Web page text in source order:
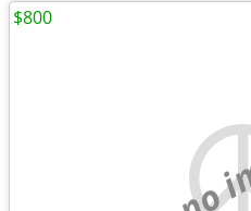
no
$800